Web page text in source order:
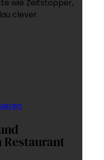
wie Zeitstopper,
clever
Restaurant